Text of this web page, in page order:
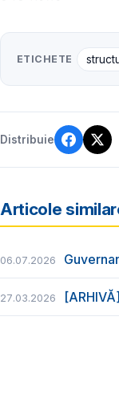
ETICHETE
Distribuie
Articole
06.07.2026
27.03.2026